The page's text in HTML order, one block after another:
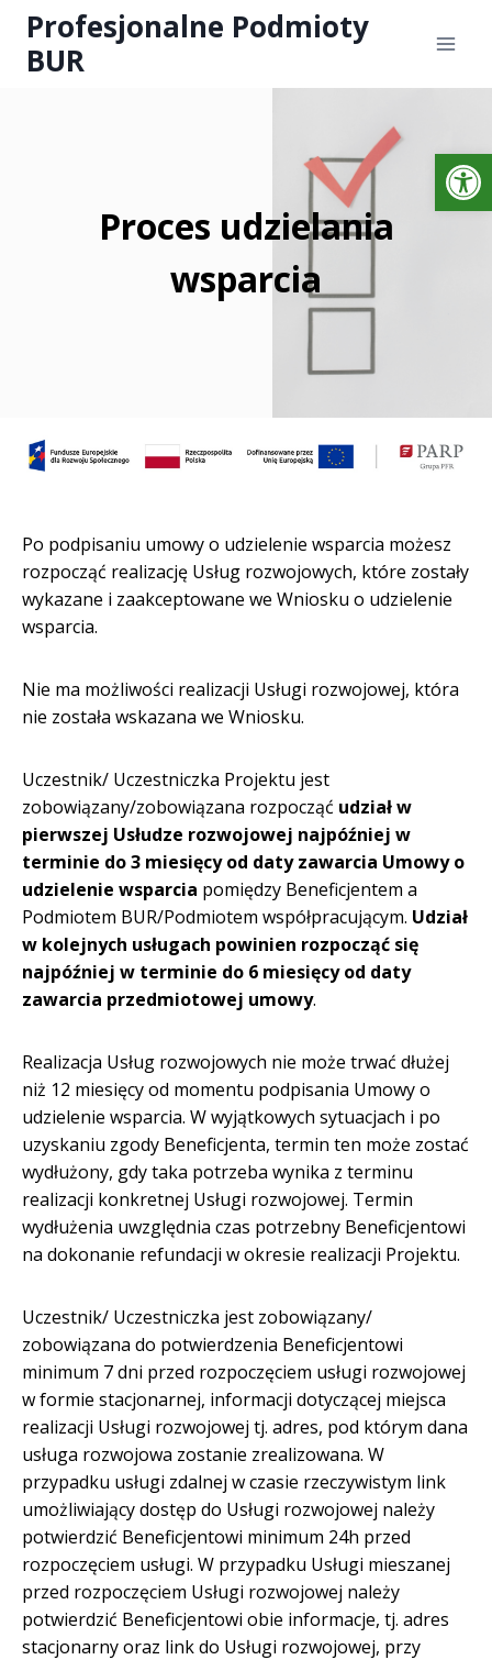
Profesjonalne Podmioty
BUR
Proces udzielania
wsparcia
Po podpisaniu umowy o udzielenie wsparcia możesz
rozpocząć realizację Usług rozwojowych, które zostały
wykazane i zaakceptowane we Wniosku o udzielenie
wsparcia.
Nie ma możliwości realizacji Usługi rozwojowej, która
nie została wskazana we Wniosku.
Uczestnik/ Uczestniczka Projektu jest
zobowiązany/zobowiązana rozpocząć udział w
pierwszej Usłudze rozwojowej najpóźniej w
terminie do 3 miesięcy od daty zawarcia Umowy o
udzielenie wsparcia pomiędzy Beneficjentem a
Podmiotem BUR/Podmiotem współpracującym. Udział
w kolejnych usługach powinien rozpocząć się
najpóźniej w terminie do 6 miesięcy od daty
zawarcia przedmiotowej umowy.
Realizacja Usług rozwojowych nie może trwać dłużej
niż 12 miesięcy od momentu podpisania Umowy o
udzielenie wsparcia. W wyjątkowych sytuacjach i po
uzyskaniu zgody Beneficjenta, termin ten może zostać
wydłużony, gdy taka potrzeba wynika z terminu
realizacji konkretnej Usługi rozwojowej. Termin
wydłużenia uwzględnia czas potrzebny Beneficjentowi
na dokonanie refundacji w okresie realizacji Projektu.
Uczestnik/ Uczestniczka jest zobowiązany/
zobowiązana do potwierdzenia Beneficjentowi
minimum 7 dni przed rozpoczęciem usługi rozwojowej
w formie stacjonarnej, informacji dotyczącej miejsca
realizacji Usługi rozwojowej tj. adres, pod którym dana
usługa rozwojowa zostanie zrealizowana. W
przypadku usługi zdalnej w czasie rzeczywistym link
umożliwiający dostęp do Usługi rozwojowej należy
potwierdzić Beneficjentowi minimum 24h przed
rozpoczęciem usługi. W przypadku Usługi mieszanej
przed rozpoczęciem Usługi rozwojowej należy
potwierdzić Beneficjentowi obie informacje, tj. adres
stacjonarny oraz link do Usługi rozwojowej, przy